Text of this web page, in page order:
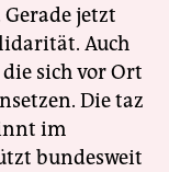
jetzt
Auch
sich vor Ort
Die taz
im
bundesweit